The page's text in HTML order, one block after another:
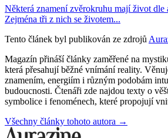
Některá znamení zvěrokruhu mají život dle
Zejména tři z nich se životem...
Tento článek byl publikován ze zdrojů
Magazín přináší články zaměřené na
která přesahují běžné vnímání reality.
znamením, energiím i různým podobám
budoucnosti. Čtenáři zde najdou texty o
symbolice i fenoménech, které propojují
Všechny články tohoto autora →